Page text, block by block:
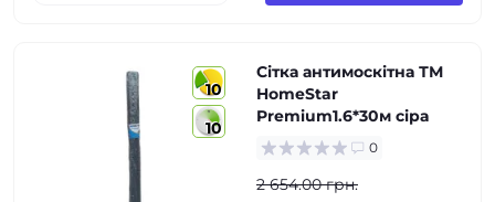
10
10
Сітка антимоскітна ТМ
HomeStar
Premium1.6*30м сіра
0
2 654.00 грн.